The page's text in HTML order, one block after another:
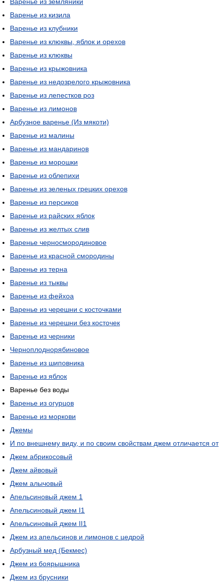
Варенье из кизила
Варенье из клубники
Варенье из клюквы, яблок и орехов
Варенье из клюквы
Варенье из крыжовника
Варенье из недозрелого крыжовника
Варенье из лепестков роз
Варенье из лимонов
Арбузное варенье (Из мякоти)
Варенье из малины
Варенье из мандаринов
Варенье из морошки
Варенье из облепихи
Варенье из зеленых грецких орехов
Варенье из персиков
Варенье из райских яблок
Варенье из желтых слив
Варенье черносмородиновое
Варенье из красной смородины
Варенье из терна
Варенье из тыквы
Варенье из фейхоа
Варенье из черешни с косточками
Варенье из черешни без косточек
Варенье из черники
Черноплоднорябиновое
Варенье из шиповника
Варенье из яблок
Варенье без воды
Варенье из огурцов
Варенье из моркови
Джемы
И по внешнему виду, и по своим свойствам джем отличается от
Джем абрикосовый
Джем айвовый
Джем алычовый
Апельсиновый джем 1
Апельсиновый джем I1
Апельсиновый джем II1
Джем из апельсинов и лимонов с цедрой
Арбузный мед (Бекмес)
Джем из боярышника
Джем из брусники